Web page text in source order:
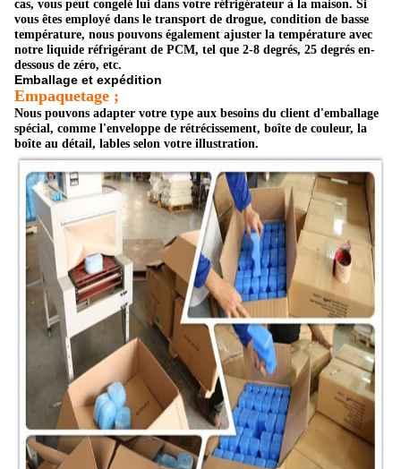
cas, vous peut congelé lui dans votre réfrigérateur à la maison. Si
vous êtes employé dans le transport de drogue, condition de basse
température, nous pouvons également ajuster la température avec
notre liquide réfrigérant de PCM, tel que 2-8 degrés, 25 degrés en-
dessous de zéro, etc.
Emballage et expédition
Empaquetage ;
Nous pouvons adapter votre type aux besoins du client d'emballage
spécial, comme l'enveloppe de rétrécissement, boîte de couleur, la
boîte au détail, lables selon votre illustration.